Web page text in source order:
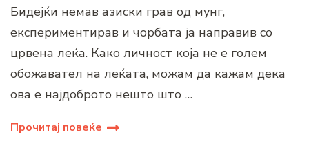
Бидејќи немав азиски грав од мунг,
експериментирав и чорбата ја направив со
црвена леќа. Како личност која не е голем
обожавател на леќата, можам да кажам дека
ова е најдоброто нешто што …
Прочитај повеќе